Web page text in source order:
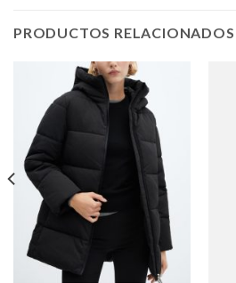
PRODUCTOS RELACIONADOS